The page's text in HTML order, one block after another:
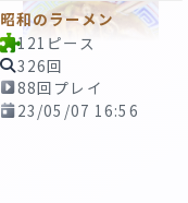
昭和のラーメン
121ピース
326回
88回プレイ
23/05/07 16:56